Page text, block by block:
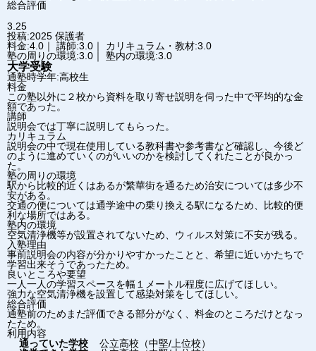
総合評価
3.25
投稿:2025 保護者
料金:4.0｜ 講師:3.0｜ カリキュラム・教材:3.0
塾の周りの環境:3.0｜ 塾内の環境:3.0
大学受験
通塾時学年:高校生
料金
この塾以外に２校から資料を取り寄せ説明を伺った中で平均的な金
額であった。
講師
説明会では丁寧に説明してもらった。
カリキュラム
説明会の中で現在使用している教科書や参考書など確認し、今後ど
のように進めていくのがいいのかを検討してくれたことが良かっ
た。
塾の周りの環境
駅から比較的近くはあるが繁華街を通るため治安については多少不
安がある。
交通の便については通学途中の乗り換える駅になるため、比較的便
利な場所ではある。
塾内の環境
空気清浄機等が設置されてないため、ウィルス対策に不安が残る。
入塾理由
事前説明会の内容が分かりやすかったことと、希望に近いかたちで
学習出来そうであったため。
良いところや要望
一人一人の学習スペースを幅１メートル程度に広げてほしい。
強力な空気清浄機を設置して感染対策をしてほしい。
総合評価
通塾前のためまだ評価できる部分がなく、料金のところだけとなっ
たため。
利用内容
通っていた学校
公立高校（中堅/上位校）